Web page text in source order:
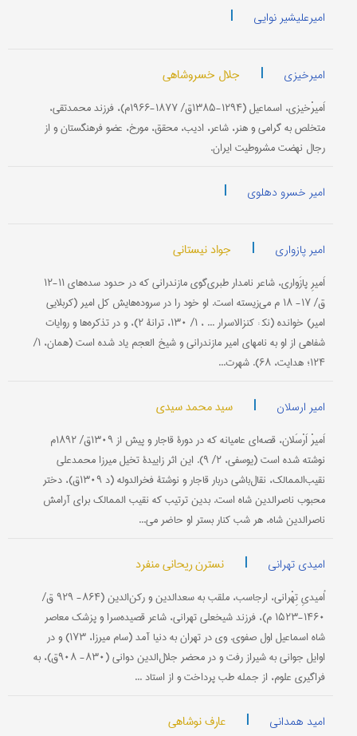
امیرعلیشیر نوایی |
امیرخیزی | جلال خسروشاهی
اَمیرْخیزی، اسماعیل (۱۲۹۴-۱۳۸۵ق/ ۱۸۷۷-۱۹۶۶م)، فرزند محمدتقی،
متخلص به گرامی و هنر، شاعر، ادیب، محقق، مورخ، عضو فرهنگستان و از
رجال نهضت مشروطیت ایران.
امیر خسرو دهلوی |
امیر پازواری | جواد نیستانی
اَمیرِ پازَواری، شاعر نامدار طبری‌گوی مازندرانی كه در حدود سده‌های ۱۱-۱۲
ق/ ۱۷- ۱۸ م می‌زیسته است. او خود را در سروده‌هایش كل امیر (كربلایی
امیر) خوانده (نک‍ : كنزالاسرار ... ، ۱/ ۱۳۰، ترانۀ ۲)، و در تذكره‌ها و روایات
شفاهی از او به نامهای امیر مازندرانی و شیخ العجم یاد شده است (همان، ۱/
۱۲۴؛ هدایت، ۶۸). شهرت...
امیر ارسلان | سید محمد سیدی
اَمیرْ اَرْسَلان، قصه‌ای عامیانه كه در دورۀ قاجار و پیش از ۱۳۰۹ق/ ۱۸۹۲م
نوشته شده است (یوسفی، ۲/ ۹). این اثر زاییدۀ تخیل میرزا محمدعلی
نقیب‌الممالك، نقال‌باشی دربار قاجار و نوشتۀ فخرالدوله (د ۱۳۰۹ق)، دختر
محبوب ناصرالدین شاه است. بدین ترتیب كه نقیب الممالك برای آرامش
ناصرالدین شاه، هر شب كنار بستر او حاضر می‌...
امیدی تهرانی | نسترن ریحانی منفرد
اُمیدیِ تِهْرانی، ارجاسب، ملقب به سعدالدین و ركن‌الدین (۸۶۴- ۹۲۹ ق/
۱۴۶۰-۱۵۲۳ م)، فرزند شیخعلی تهرانی، شاعر قصیده‌سرا و پزشك معاصر
شاه اسماعیل اول صفوی. وی در تهران به دنیا آمد (سام میرزا، ۱۷۳) و در
اوایل جوانی به شیراز رفت و در محضر جلال‌الدین دوانی (۸۳۰- ۹۰۸ق)، به
فراگیری علوم، از جمله طب پرداخت و از استاد ...
امید همدانی | عارف نوشاهی